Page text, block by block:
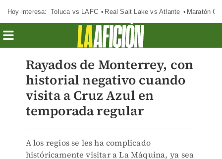
Hoy interesa: Toluca vs LAFC Real Salt Lake vs Atlante Maratón
Rayados de Monterrey, con
historial negativo cuando
visita a Cruz Azul en
temporada regular
A los regios se les ha complicado
históricamente visitar a La Máquina, ya sea